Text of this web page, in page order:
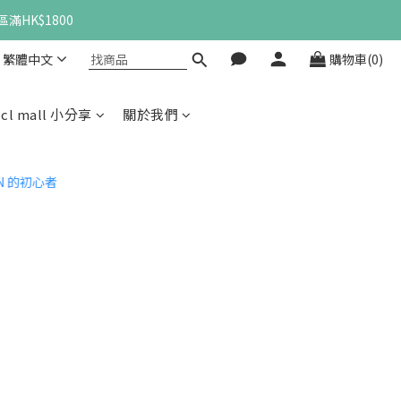
滿HK$1800
繁體中文 購物車(0)
cl mall 小分享 關於我們